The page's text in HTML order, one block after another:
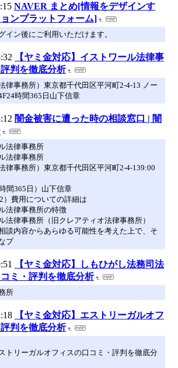
NAVER まとめ[情報をデザインす
ンプラットフォーム]
イン後にご利用いただけます。
【ヤミ金対応】イストワール法律事
判を徹底分析
律事務所）東京都千代田区平河町2-4-13 ノー
時間365日山下信章
闇金被害に遭った時の相談窓口 | 闇
法律事務所
法律事務所
律事務所）東京都千代田区平河町2-4-139:00
間365日）山下信章
）費用についての詳細は
法律事務所の特徴
法律事務所（旧クレアティオ法律事務所）
談内容からあらゆる可能性を考えた上で、そ
プ
【ヤミ金対応】しもひがし法務司法
ミ・評判を徹底分析
所
【ヤミ金対応】エストリーガルオフ
判を徹底分析
トリーガルオフィスの口コミ・評判を徹底分